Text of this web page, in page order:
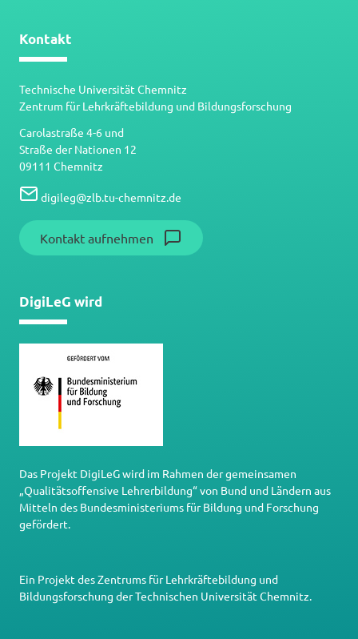
Kontakt
Technische Universität Chemnitz
Zentrum für Lehrkräftebildung und Bildungsforschung
Carolastraße 4-6 und
Straße der Nationen 12
09111 Chemnitz
digileg@zlb.tu-chemnitz.de
Kontakt aufnehmen
DigiLeG wird
Das Projekt DigiLeG wird im Rahmen der gemeinsamen
„Qualitätsoffensive Lehrerbildung“ von Bund und Ländern aus
Mitteln des Bundesministeriums für Bildung und Forschung
gefördert.
Ein Projekt desZentrums für Lehrkräftebildung und
Bildungsforschung derTechnischen Universität Chemnitz.